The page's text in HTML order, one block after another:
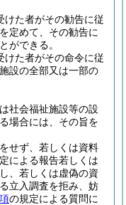
けた者がその勧告に従
定めて、その勧告に
ができる。
けた者がその命令に従
設の全部又は一部の
社会福祉施設等の設
場合には、その旨を
せず、若しくは資料
による報告若しくは
、若しくは虚偽の資
立入調査を拒み、妨
の規定による質問に